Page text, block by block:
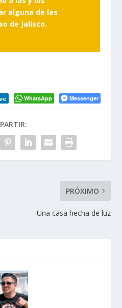
alguna de las
de Jalisco.
WhatsApp Messenger
PRÓXIMO
Una casa hecha de luz